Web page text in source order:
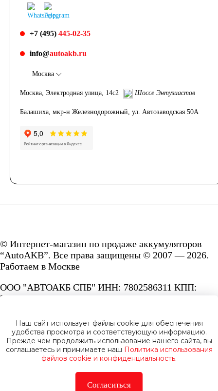
+7 (495) 445-02-35
info@autoakb.ru
Москва
Москва, Электродная улица, 14с2 Шоссе Энтузиастов
Балашиха, мкр-н Железнодорожный, ул. Автозаводская 50А
© Интернет-магазин по продаже аккумуляторов
“AutoAKB”. Все права защищены © 2007 — 2026.
Работаем в Москве
ООО "АВТОАКБ СПБ" ИНН: 7802586311 КПП:
780201001 ОГРН: 1167847287156.
Сайт под защитой reCAPTCHA и Google
Privacy PolicyиTerms of Service.
Наш сайт использует файлы cookie для обеспечения
удобства просмотра и соответствующую информацию.
Прежде чем продолжить использование нашего сайта, вы
соглашаетесь и принимаете наш Политика использования
файлов cookie и конфиденциальность.
Согласиться